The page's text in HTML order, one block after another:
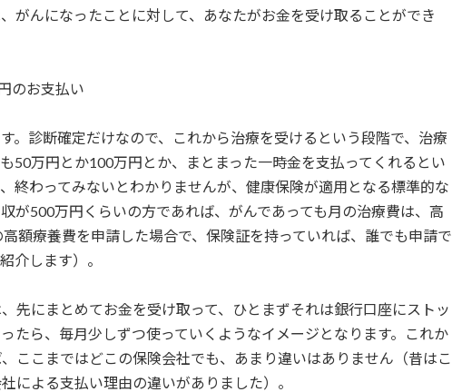
がんになったことに対して、あなたがお金を受け取ることができ
のお支払い
。診断確定だけなので、これから治療を受けるという段階で、治療
50万円とか100万円とか、まとまった一時金を支払ってくれるとい
終わってみないとわかりませんが、健康保険が適用となる標準的な
が500万円くらいの方であれば、がんであっても月の治療費は、高
額療養費を申請した場合で、保険証を持っていれば、誰でも申請で
介します）。
先にまとめてお金を受け取って、ひとまずそれは銀行口座にストッ
たら、毎月少しずつ使っていくようなイメージとなります。これか
ここまではどこの保険会社でも、あまり違いはありません（昔はこ
による支払い理由の違いがありました）。